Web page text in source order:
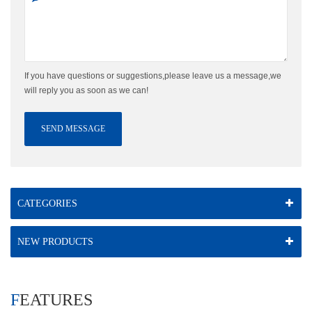
If you have questions or suggestions,please leave us a message,we
will reply you as soon as we can!
SEND MESSAGE
CATEGORIES
NEW PRODUCTS
FEATURES